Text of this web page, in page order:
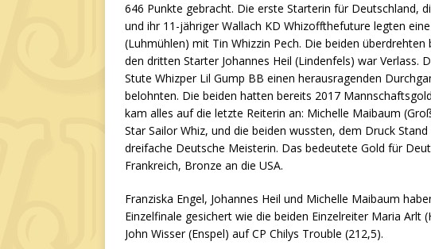
646 Punkte gebracht. Die erste Starterin für Deutschland,
und ihr 11-jähriger Wallach KD Whizoffthefuture legten
(Luhmühlen) mit Tin Whizzin Pech. Die beiden
den dritten Starter Johannes Heil (Lindenfels) war Verlass.
Stute Whizper Lil Gump BB einen herausragenden
belohnten. Die beiden hatten bereits 2017
kam alles auf die letzte Reiterin an: Michelle Maibaum
Star Sailor Whiz, und die beiden wussten, dem Druck
dreifache Deutsche Meisterin. Das bedeutete Gold für
Frankreich, Bronze an die USA.
Franziska Engel, Johannes Heil und Michelle Maibaum
Einzelfinale gesichert wie die beiden Einzelreiter Maria Arlt
John Wisser (Enspel) auf CP Chilys Trouble (212,5).